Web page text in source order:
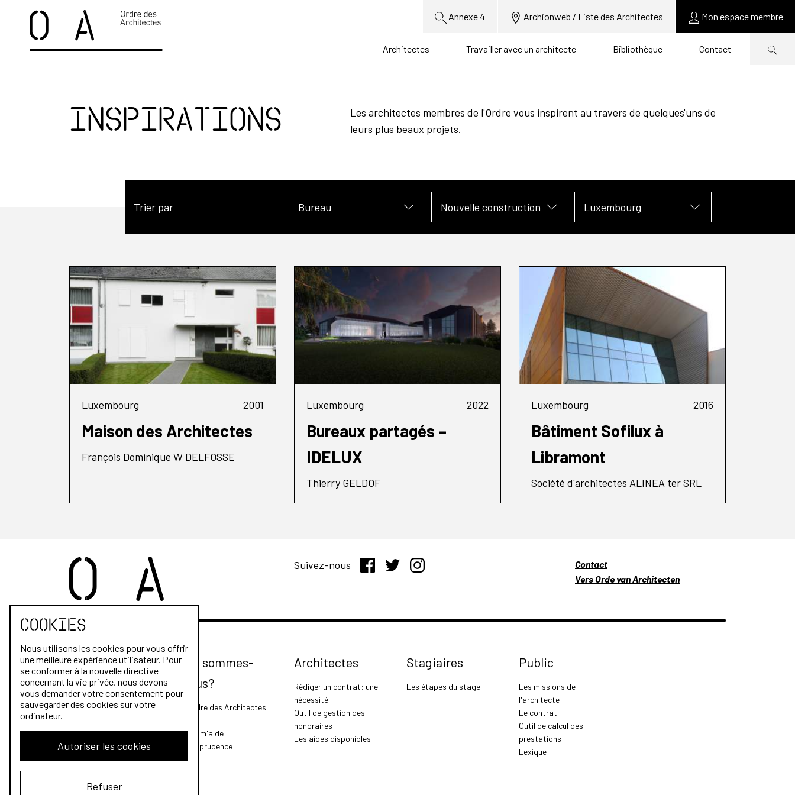
Annexe 4 Archionweb / Liste des Architectes Mon espace membre
Architectes Travailler avec un architecte Bibliothèque Contact
Inspirations
Les architectes membres de l'Ordre vous inspirent au travers de quelques'uns de
leurs plus beaux projets.
Trier par Bureau Nouvelle construction Luxembourg
Luxembourg 2001
Maison des Architectes
François Dominique W DELFOSSE
Luxembourg 2022
Bureaux partagés –
IDELUX
Thierry GELDOF
Luxembourg 2016
Bâtiment Sofilux à
Libramont
Société d'architectes ALINEA ter SRL
Suivez-nous
Contact
Vers Orde van Architecten
Qui sommes-
nous?
L'Ordre des Architectes
Archim'aide
Jurisprudence
Architectes
Rédiger un contrat: une
nécessité
Outil de gestion des
honoraires
Les aides disponibles
Stagiaires
Les étapes du stage
Public
Les missions de
l'architecte
Le contrat
Outil de calcul des
prestations
Lexique
Cookies
Nous utilisons les cookies pour vous offrir
une meilleure expérience utilisateur. Pour
se conformer à la nouvelle directive
concernant la vie privée, nous devons
vous demander votre consentement pour
sauvegarder des cookies sur votre
ordinateur.
Autoriser les cookies
Refuser